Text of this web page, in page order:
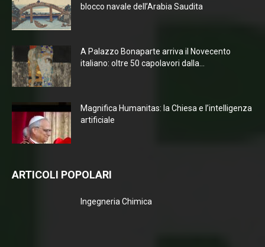
blocco navale dell’Arabia Saudita
A Palazzo Bonaparte arriva il Novecento
italiano: oltre 50 capolavori dalla...
Magnifica Humanitas: la Chiesa e l’intelligenza
artificiale
ARTICOLI POPOLARI
Ingegneria Chimica